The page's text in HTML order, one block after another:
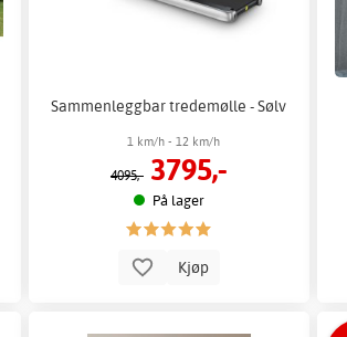
Sammenleggbar tredemølle - Sølv
1 km/h - 12 km/h
4095,- 3795,-
På lager
Kjøp